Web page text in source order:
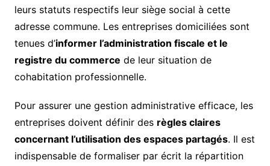
leurs statuts respectifs leur siège social à cette
adresse commune. Les entreprises domiciliées sont
tenues d’informer l’administration fiscale et le
registre du commerce de leur situation de
cohabitation professionnelle.
Pour assurer une gestion administrative efficace, les
entreprises doivent définir des règles claires
concernant l’utilisation des espaces partagés. Il est
indispensable de formaliser par écrit la répartition